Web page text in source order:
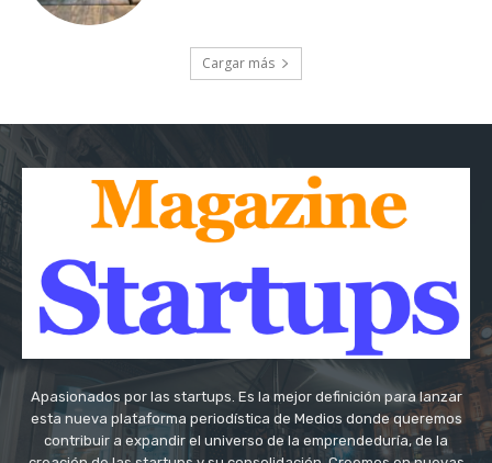
Cargar más
Apasionados por las startups. Es la mejor definición para lanzar
esta nueva plataforma periodística de Medios donde queremos
contribuir a expandir el universo de la emprendeduría, de la